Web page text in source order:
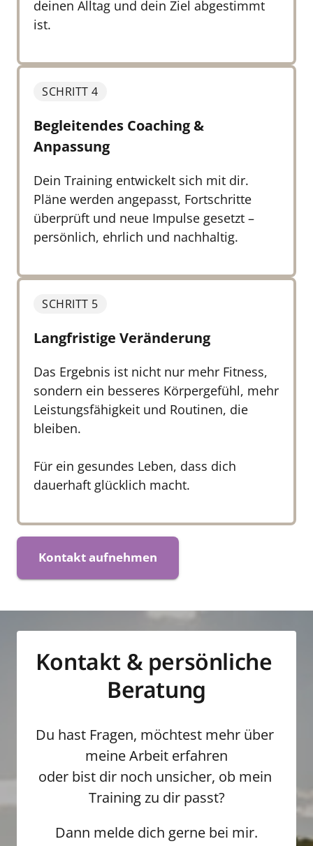
deinen Alltag und dein Ziel abgestimmt
ist.
SCHRITT 4
Begleitendes Coaching &
Anpassung
Dein Training entwickelt sich mit dir.
Pläne werden angepasst, Fortschritte
überprüft und neue Impulse gesetzt –
persönlich, ehrlich und nachhaltig.
SCHRITT 5
Langfristige Veränderung
Das Ergebnis ist nicht nur mehr Fitness,
sondern ein besseres Körpergefühl, mehr
Leistungsfähigkeit und Routinen, die
bleiben.
Für ein gesundes Leben, dass dich
dauerhaft glücklich macht.
Kontakt aufnehmen
Kontakt & persönliche
Beratung
Du hast Fragen, möchtest mehr über
meine Arbeit erfahren
oder bist dir noch unsicher, ob mein
Training zu dir passt?